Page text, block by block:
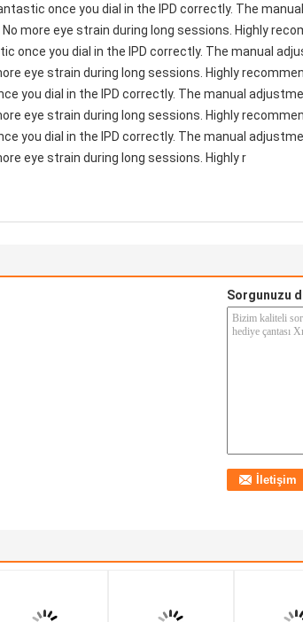
once you dial in the IPD correctly. The
more eye strain during long sessions. Highly
once you dial in the IPD correctly. The manual
eye strain during long sessions. Highly
you dial in the IPD correctly. The manual
eye strain during long sessions. Highly
you dial in the IPD correctly. The manual
eye strain during long sessions. Highly r
Sorgunuzu